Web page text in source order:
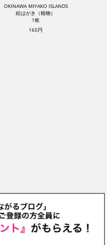
OKINAWA MIYAKO ISLANDS
絵はがき（植物）
1枚
165円